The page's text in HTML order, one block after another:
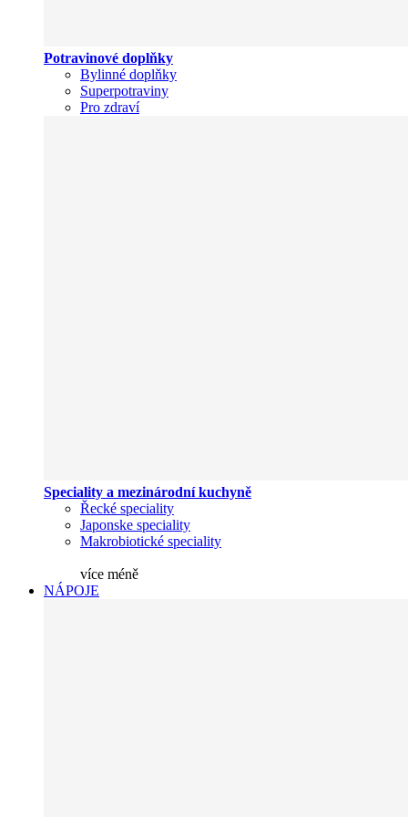
Potravinové doplňky
Bylinné doplňky
Superpotraviny
Pro zdraví
Speciality a mezinárodní kuchyně
Řecké speciality
Japonske speciality
Makrobiotické speciality
více méně
NÁPOJE